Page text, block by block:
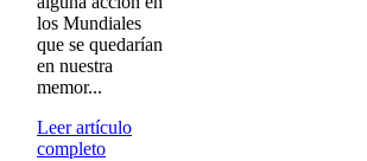
los Mundiales
que se quedarían
en nuestra
memor...
Leer artículo
completo